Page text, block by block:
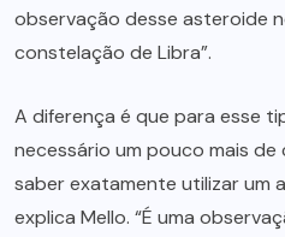
observação desse asteroide
constelação de Libra”.
A diferença é que para esse
necessário um pouco mais
saber exatamente utilizar um
explica Mello. “É uma